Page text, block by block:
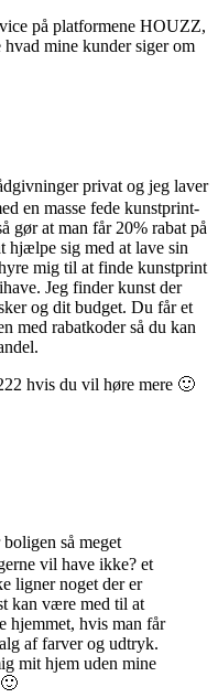
på platformene HOUZZ,
mine kunder siger om
privat og jeg laver
en masse fede kunstprint-
gør at man får 20% rabat på
hjælpe sig med at lave sin
mig til at finde kunstprint
Jeg finder kunst der
og dit budget. Du får et
med rabatkoder så du kan
hvis du vil høre mere 🙂
så meget
vil have ikke? et
ligner noget der er
kan være med til at
hjemmet, hvis man får
af farver og udtryk.
mit hjem uden mine